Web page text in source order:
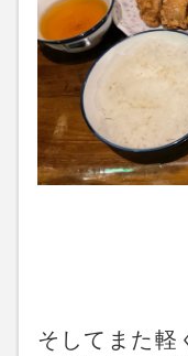
そしてまた軽